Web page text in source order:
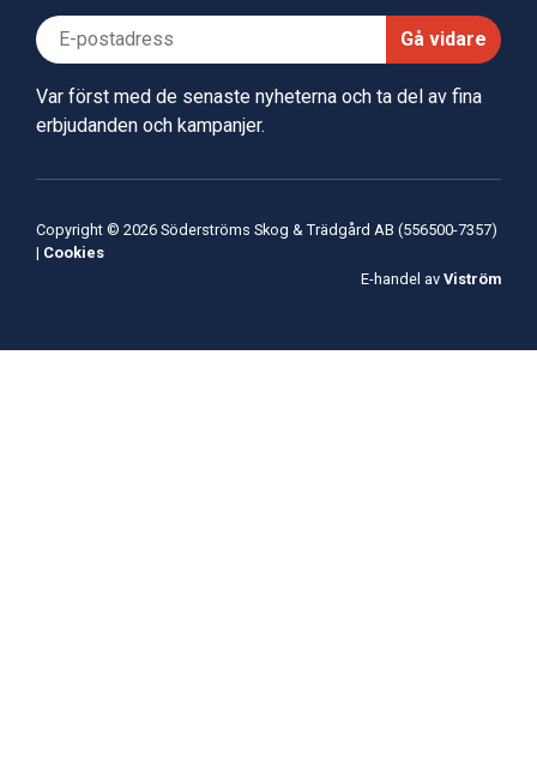
Gå vidare
Var först med de senaste nyheterna och ta del av fina
erbjudanden och kampanjer.
Copyright © 2026 Söderströms Skog & Trädgård AB (556500-7357)
| Cookies
E-handel av Viström